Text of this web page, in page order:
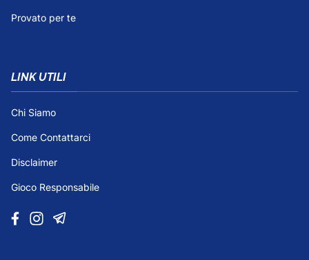
Provato per te
LINK UTILI
Chi Siamo
Come Contattarci
Disclaimer
Gioco Responsabile